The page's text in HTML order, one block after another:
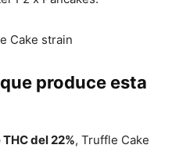
produce esta
del 22%, Truffle Cake